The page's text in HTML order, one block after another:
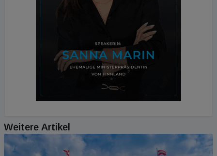
Weitere Artikel